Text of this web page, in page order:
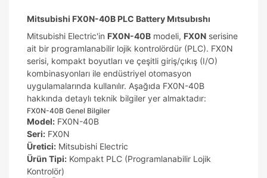
Mitsubishi FX0N-40B PLC Battery Mıtsubıshı
Mitsubishi Electric'in FX0N-40B modeli, FX0N serisine
ait bir programlanabilir lojik kontrolördür (PLC). FX0N
serisi, kompakt boyutları ve çeşitli giriş/çıkış (I/O)
kombinasyonları ile endüstriyel otomasyon
uygulamalarında kullanılır. Aşağıda FX0N-40B
hakkında detaylı teknik bilgiler yer almaktadır:
FX0N-40B Genel Bilgiler
Model: FX0N-40B
Seri: FX0N
Üretici: Mitsubishi Electric
Ürün Tipi: Kompakt PLC (Programlanabilir Lojik
Kontrolör)